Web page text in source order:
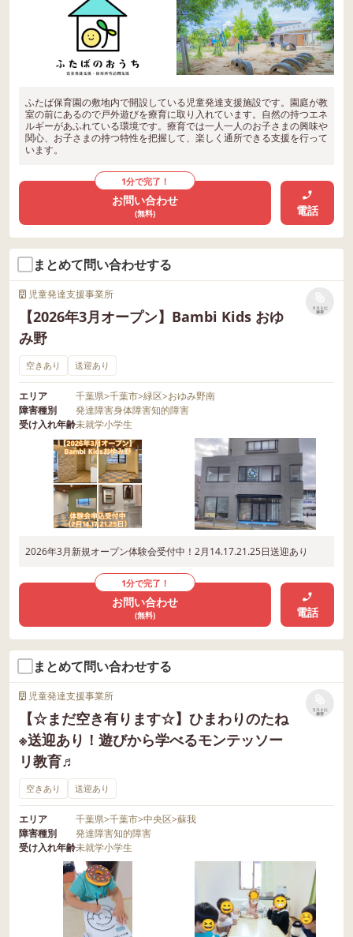
ふたば保育園の敷地内で開設している児童発達支援施設です。園庭が教
室の前にあるので戸外遊びを療育に取り入れています。自然の持つエネ
ルギーがあふれている環境です。療育では一人一人のお子さまの興味や
関心、お子さまの持つ特性を把握して、楽しく通所できる支援を行って
います。
1分で完了！
お問い合わせ
(無料) 電話
まとめて問い合わせする
児童発達支援事業所
【2026年3月オープン】Bambi Kids おゆ
み野
リストに
保存
空きあり 送迎あり
エリア 千葉県>千葉市>緑区>おゆみ野南
障害種別
発達障害身体障害知的障害
受け入れ年齢未就学小学生
2026年3月新規オープン体験会受付中！2月14.17.21.25日送迎あり
1分で完了！
お問い合わせ
(無料) 電話
まとめて問い合わせする
児童発達支援事業所
【☆まだ空き有ります☆】ひまわりのたね
※送迎あり！遊びから学べるモンテッソー
リ教育♬
リストに
保存
空きあり 送迎あり
エリア 千葉県>千葉市>中央区>蘇我
障害種別
発達障害知的障害
受け入れ年齢未就学小学生